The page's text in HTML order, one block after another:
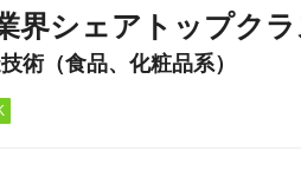
界シェアトップクラ
術（食品、化粧品系）